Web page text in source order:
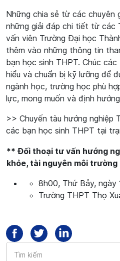
Những chia sẻ từ các chuyên
những giải đáp chi tiết từ các
vấn viên Trường Đại học
thêm vào những thông tin
bạn học sinh THPT. Chúc
hiểu và chuẩn bị kỹ lưỡng để
ngành học, trường học phù
lực, mong muốn và định
>> Chuyến tàu hướng nghiệp
các bạn học sinh THPT tại
** Đối thoại tư vấn hướng
khỏe, tài nguyên môi trường
8h00, Thứ Bảy, ngày
Trường THPT Thọ